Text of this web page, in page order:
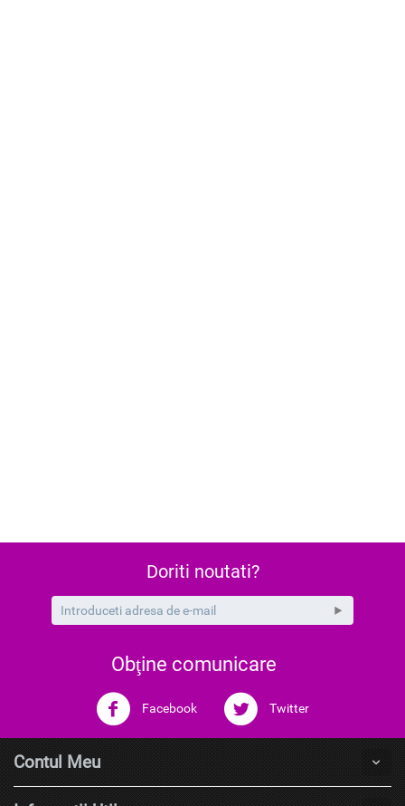
Doriti noutati?
Obţine comunicare
Facebook Twitter
Contul Meu